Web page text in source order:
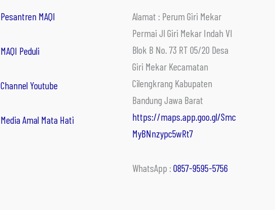
Pesantren MAQI
MAQI Peduli
Channel Youtube
Media Amal Mata Hati
Alamat : Perum Giri Mekar
Permai Jl Giri Mekar Indah VI
Blok B No. 73 RT 05/20 Desa
Giri Mekar Kecamatan
Cilengkrang Kabupaten
Bandung Jawa Barat
https://maps.app.goo.gl/Smc
MyBNnzypc5wRt7
WhatsApp : 0857-9595-5756